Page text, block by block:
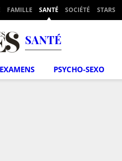
FAMILLE SANTÉ SOCIÉTÉ STARS
SANTÉ
EXAMENS PSYCHO-SEXO